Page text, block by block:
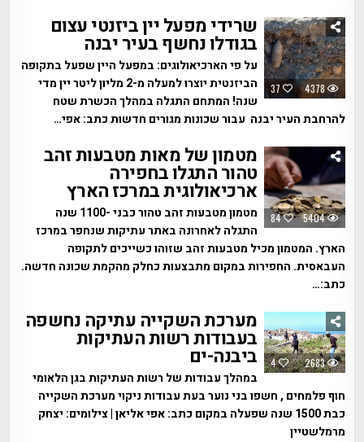
37 4378
שרידי מפעל יין ביזנטי עצום
בגודלו נחשף בעיר יבנה
על פי הארכיאולוגים: במפעל היין שפעל בתקופה
הביזנטית יוצרו למעלה מ-2 מליון ליטר יין מדי
שנה! המתחם התגלה במהלך הכשרת שטח
להרחבת העיר יבנה עבור שכונות מגורים חדשות כתב: אפי…
84 5404
מטמון של מאות מטבעות זהב
טהור התגלו בחפירה
ארכיאולוגית במרכז הארץ
מטמון מטבעות זהב טהור כבני -1100 שנה
התגלה לאחרונה באתר עתיקות שנחפר במרכז
הארץ. המטמון מכיל מטבעות זהב שזוהו כשייכים לתקופה
העבאסית. החפירות במקום מתבצעות כחלק מהקמת שכונה חדשה.
כתב:…
4 2683
מערכת השקייה עתיקה נחשפה
בעבודות רשות העתיקות
ביבנה-ים
במהלך עבודות של רשות העתיקות בגן הלאומי
חוף פלמחים , חשפו בני נוער בעת עבודות ניקוי מערכת השקייה
כבת 1500 שנה שפעלה במקום כתב: אפי אליאן | צילומים: יצחק
מרמלשטיין